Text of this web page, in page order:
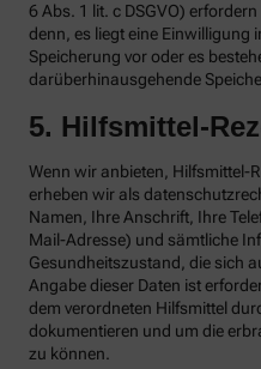
6 Abs. 1 lit. c DSGVO)
denn, es liegt eine Einwilligung
Speicherung vor oder es
darüberhinausgehende
5. Hilfsmittel-
Wenn wir anbieten, Hilfsmittel-
erheben wir als
Namen, Ihre Anschrift, Ihre
Mail-Adresse) und sämtliche
Gesundheitszustand, die sich
Angabe dieser Daten ist
dem verordneten Hilfsmittel
dokumentieren und um die
zu können.